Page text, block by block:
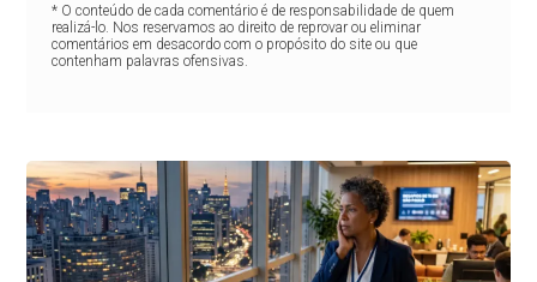
* O conteúdo de cada comentário é de responsabilidade de quem
realizá-lo. Nos reservamos ao direito de reprovar ou eliminar
comentários em desacordo com o propósito do site ou que
contenham palavras ofensivas.